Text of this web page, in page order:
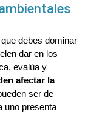
debes dominar
dar en los
evalúa y
afectar la
ser de
uno presenta